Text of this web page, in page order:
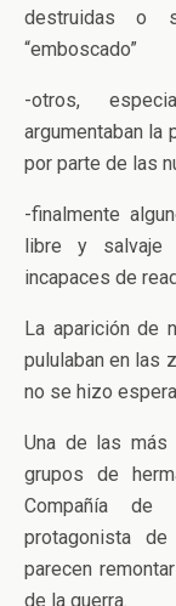
destruidas o
“emboscado”
-otros,
argumentaban la
por parte de las
-finalmente
libre y salvaje
incapaces de
La aparición de
pululaban en las
no se hizo
Una de las más
grupos de
Compañía de
protagonista
parecen
de la guerra.